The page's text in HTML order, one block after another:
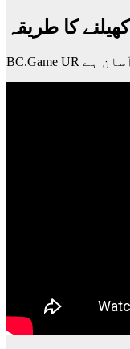
کھیلنے کا طریقہ